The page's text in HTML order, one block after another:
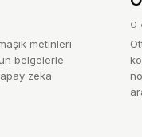
metinleri
belgelerle
zeka
0